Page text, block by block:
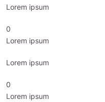
Lorem ipsum
0
Lorem ipsum
Lorem ipsum
0
Lorem ipsum